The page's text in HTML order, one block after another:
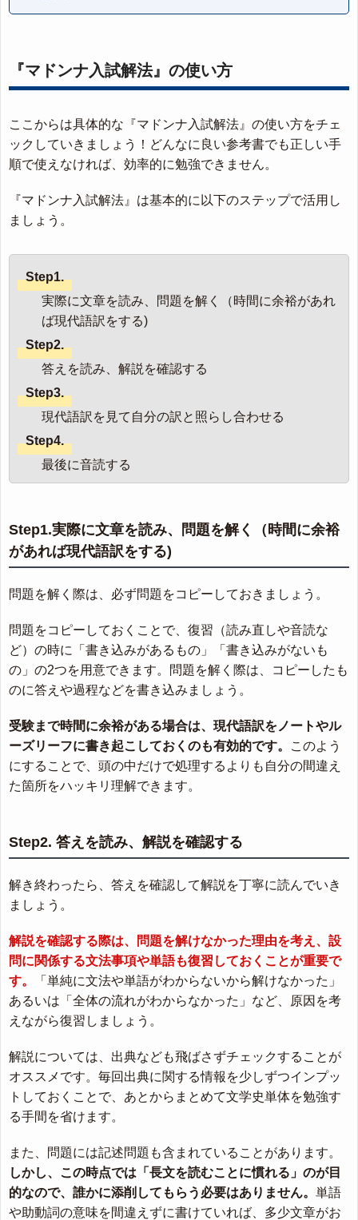
『マドンナ入試解法』の使い方
ここからは具体的な『マドンナ入試解法』の使い方をチェ
ックしていきましょう！どんなに良い参考書でも正しい手
順で使えなければ、効率的に勉強できません。
『マドンナ入試解法』は基本的に以下のステップで活用し
ましょう。
Step1.
実際に文章を読み、問題を解く（時間に余裕があれ
ば現代語訳をする)
Step2.
答えを読み、解説を確認する
Step3.
現代語訳を見て自分の訳と照らし合わせる
Step4.
最後に音読する
Step1.実際に文章を読み、問題を解く（時間に余裕
があれば現代語訳をする)
問題を解く際は、必ず問題をコピーしておきましょう。
問題をコピーしておくことで、復習（読み直しや音読な
ど）の時に「書き込みがあるもの」「書き込みがないも
の」の2つを用意できます。問題を解く際は、コピーしたも
のに答えや過程などを書き込みましょう。
受験まで時間に余裕がある場合は、現代語訳をノートやル
ーズリーフに書き起こしておくのも有効的です。
このよう
にすることで、頭の中だけで処理するよりも自分の間違え
た箇所をハッキリ理解できます。
Step2. 答えを読み、解説を確認する
解き終わったら、答えを確認して解説を丁寧に読んでいき
ましょう。
解説を確認する際は、問題を解けなかった理由を考え、設
問に関係する文法事項や単語も復習しておくことが重要で
す。
「単純に文法や単語がわからないから解けなかった」
あるいは「全体の流れがわからなかった」など、原因を考
えながら復習しましょう。
解説については、出典なども飛ばさずチェックすることが
オススメです。毎回出典に関する情報を少しずつインプッ
トしておくことで、あとからまとめて文学史単体を勉強す
る手間を省けます。
また、問題には記述問題も含まれていることがあります。
しかし、この時点では「長文を読むことに慣れる」のが目
的なので、誰かに添削してもらう必要はありません。 単語
や助動詞の意味を間違えずに書けていれば、多少文章がお